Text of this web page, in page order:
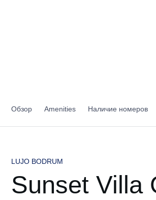
Обзор Amenities Наличие номеров
LUJO BODRUM
Sunset Villa